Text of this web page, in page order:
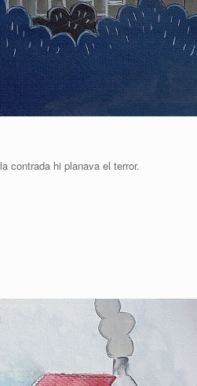
contrada hi planava el terror.